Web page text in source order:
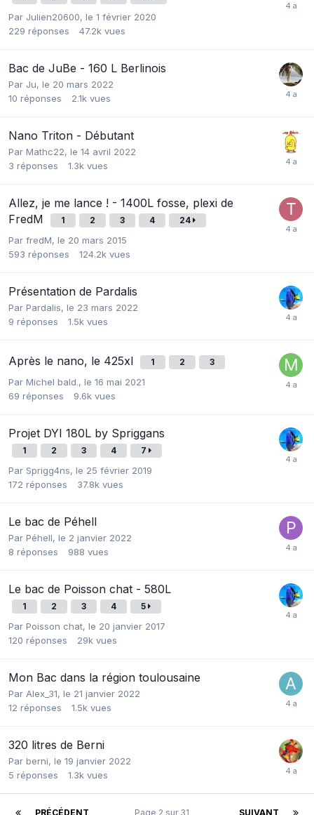
Par Julien20600, le 1 février 2020
229 réponses 47.2k vues
Bac de JuBe - 160 L Berlinois
Par Ju, le 20 mars 2022
10 réponses 2.1k vues
Nano Triton - Débutant
Par Mathc22, le 14 avril 2022
3 réponses 1.3k vues
Allez, je me lance ! - 1400L fosse, plexi de
FredM
1 2 3 4 24
Par fredM, le 20 mars 2015
593 réponses 124.2k vues
Présentation de Pardalis
Par Pardalis, le 23 mars 2022
9 réponses 1.5k vues
Après le nano, le 425xl 1 2 3
Par Michel bald., le 16 mai 2021
69 réponses 9.6k vues
Projet DYI 180L by Spriggans
1 2 3 4 7
Par Sprigg4ns, le 25 février 2019
172 réponses 37.8k vues
Le bac de Péhell
Par Péhell, le 2 janvier 2022
8 réponses 988 vues
Le bac de Poisson chat - 580L
1 2 3 4 5
Par Poisson chat, le 20 janvier 2017
120 réponses 29k vues
Mon Bac dans la région toulousaine
Par Alex_31, le 21 janvier 2022
12 réponses 1.5k vues
320 litres de Berni
Par berni, le 19 janvier 2022
5 réponses 1.3k vues
PRÉCÉDENT SUIVANT
Page 2 sur 31